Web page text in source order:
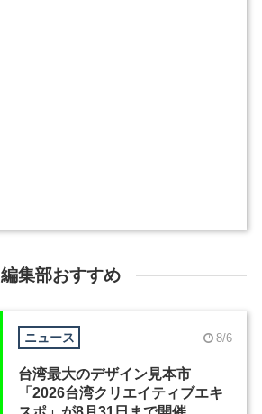
編集部おすすめ
ニュース 8/6
台湾最大のデザイン見本市
「2026台湾クリエイティブエキ